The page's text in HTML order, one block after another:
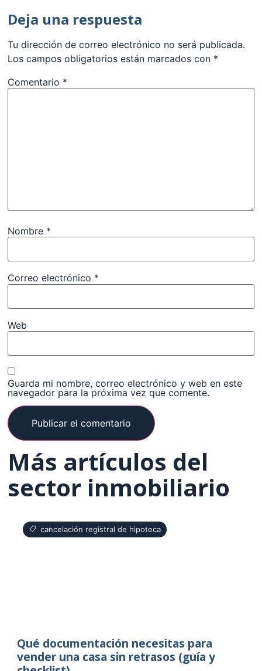
Deja una respuesta
Tu dirección de correo electrónico no será publicada.
Los campos obligatorios están marcados con *
Comentario *
Nombre *
Correo electrónico *
Web
Guarda mi nombre, correo electrónico y web en este
navegador para la próxima vez que comente.
Más artículos del
sector inmobiliario
cancelación registral de hipoteca
Qué documentación necesitas para
vender una casa sin retrasos (guía y